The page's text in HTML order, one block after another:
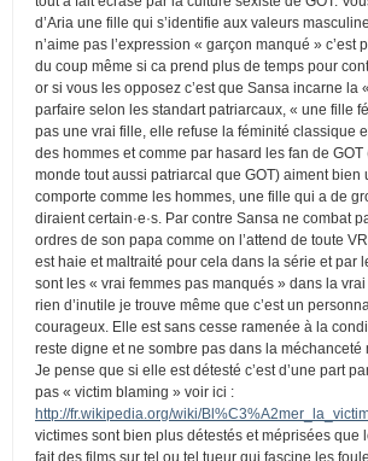
d’Aria une fille qui s’identifie aux valeurs
n’aime pas l’expression « garçon manqué » c’est
du coup même si ca prend plus de temps pour
or si vous les opposez c’est que Sansa incarne la
parfaire selon les standart patriarcaux, « une fille
pas une vrai fille, elle refuse la féminité classique
des hommes et comme par hasard les fan de
monde tout aussi patriarcal que GOT) aiment bien
comporte comme les hommes, une fille qui a de
diraient certain·e·s. Par contre Sansa ne combat
ordres de son papa comme on l’attend de toute
est haie et maltraité pour cela dans la série et par
sont les « vrai femmes pas manqués » dans la vrai
rien d’inutile je trouve même que c’est un
courageux. Elle est sans cesse ramenée à la
reste digne et ne sombre pas dans la méchanceté
Je pense que si elle est détesté c’est d’une part
pas « victim blaming » voir ici :
http://fr.wikipedia.org/wiki/
victimes sont bien plus détestés et méprisées que
fait des films sur tel ou tel tueur qui fascine les